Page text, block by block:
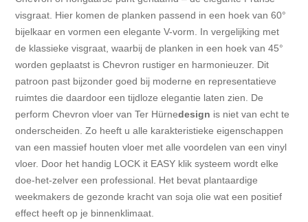
visgraat. Hier komen de planken passend in een hoek van 60°
bijelkaar en vormen een elegante V-vorm. In vergelijking met
de klassieke visgraat, waarbij de planken in een hoek van 45°
worden geplaatst is Chevron rustiger en harmonieuzer. Dit
patroon past bijzonder goed bij moderne en representatieve
ruimtes die daardoor een tijdloze elegantie laten zien. De
perform Chevron vloer van Ter Hürnedesign is niet van echt te
onderscheiden. Zo heeft u alle karakteristieke eigenschappen
van een massief houten vloer met alle voordelen van een vinyl
vloer. Door het handig LOCK it EASY klik systeem wordt elke
doe-het-zelver een professional. Het bevat plantaardige
weekmakers de gezonde kracht van soja olie wat een positief
effect heeft op je binnenklimaat.